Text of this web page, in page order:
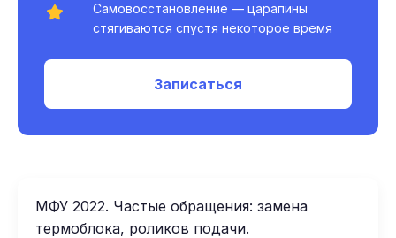
Самовосстановление — царапины
стягиваются спустя некоторое время
Записаться
МФУ 2022. Частые обращения: замена
термоблока, роликов подачи.